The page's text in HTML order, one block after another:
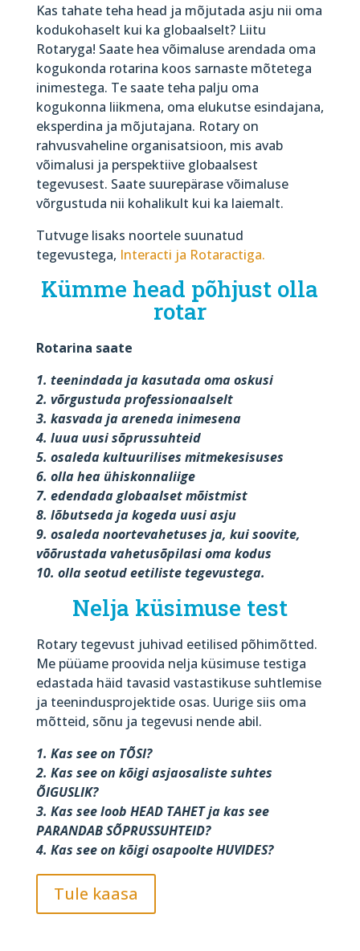
Kas tahate teha head ja mõjutada asju nii oma
kodukohaselt kui ka globaalselt? Liitu
Rotaryga! Saate hea võimaluse arendada oma
kogukonda rotarina koos sarnaste mõtetega
inimestega. Te saate teha palju oma
kogukonna liikmena, oma elukutse esindajana,
eksperdina ja mõjutajana. Rotary on
rahvusvaheline organisatsioon, mis avab
võimalusi ja perspektiive globaalsest
tegevusest. Saate suurepärase võimaluse
võrgustuda nii kohalikult kui ka laiemalt.
Tutvuge lisaks noortele suunatud
tegevustega, Interacti ja Rotaractiga.
Kümme head põhjust olla
rotar
Rotarina saate
1. teenindada ja kasutada oma oskusi
2. võrgustuda professionaalselt
3. kasvada ja areneda inimesena
4. luua uusi sõprussuhteid
5. osaleda kultuurilises mitmekesisuses
6. olla hea ühiskonnaliige
7. edendada globaalset mõistmist
8. lõbutseda ja kogeda uusi asju
9. osaleda noortevahetuses ja, kui soovite,
võõrustada vahetusõpilasi oma kodus
10. olla seotud eetiliste tegevustega.
Nelja küsimuse test
Rotary tegevust juhivad eetilised põhimõtted.
Me püüame proovida nelja küsimuse testiga
edastada häid tavasid vastastikuse suhtlemise
ja teenindusprojektide osas. Uurige siis oma
mõtteid, sõnu ja tegevusi nende abil.
1. Kas see on TÕSI?
2. Kas see on kõigi asjaosaliste suhtes
ÕIGUSLIK?
3. Kas see loob HEAD TAHET ja kas see
PARANDAB SÕPRUSSUHTEID?
4. Kas see on kõigi osapoolte HUVIDES?
Tule kaasa